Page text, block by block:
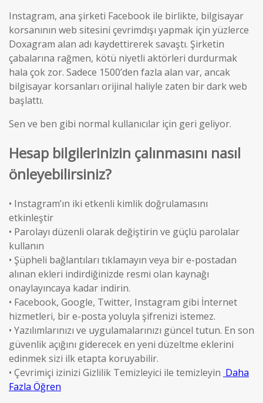
Instagram, ana şirketi Facebook ile birlikte, bilgisayar
korsanının web sitesini çevrimdışı yapmak için yüzlerce
Doxagram alan adı kaydettirerek savaştı. Şirketin
çabalarına rağmen, kötü niyetli aktörleri durdurmak
hala çok zor. Sadece 1500’den fazla alan var, ancak
bilgisayar korsanları orijinal haliyle zaten bir dark web
başlattı.
Sen ve ben gibi normal kullanıcılar için geri geliyor.
Hesap bilgilerinizin çalınmasını nasıl
önleyebilirsiniz?
• Instagram’ın iki etkenli kimlik doğrulamasını
etkinleştir
• Parolayı düzenli olarak değiştirin ve güçlü parolalar
kullanın
• Şüpheli bağlantıları tıklamayın veya bir e-postadan
alınan ekleri indirdiğinizde resmi olan kaynağı
onaylayıncaya kadar indirin.
• Facebook, Google, Twitter, Instagram gibi İnternet
hizmetleri, bir e-posta yoluyla şifrenizi istemez.
• Yazılımlarınızı ve uygulamalarınızı güncel tutun. En son
güvenlik açığını giderecek en yeni düzeltme eklerini
edinmek sizi ilk etapta koruyabilir.
• Çevrimiçi izinizi Gizlilik Temizleyici ile temizleyin Daha
Fazla Öğren